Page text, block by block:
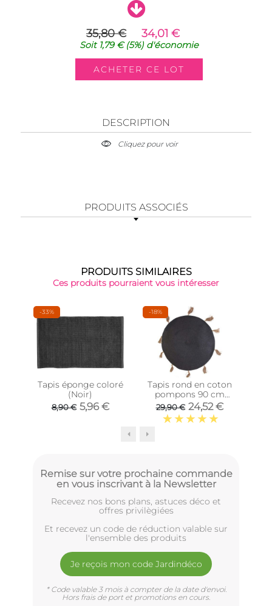
35,80 € 34,01 €
Soit 1,79 €(5%) d'économie
DESCRIPTION
Cliquez pour voir
PRODUITS ASSOCIÉS
PRODUITS SIMILAIRES
Ces produits pourraient vous intéresser
-33%
Tapis éponge coloré
(Noir)
8,90 € 5,96 €
-18%
Tapis rond en coton
pompons 90 cm
(Anthracite)
29,90 € 24,52 €
Remise sur votre prochaine commande
en vous inscrivant à la Newsletter
Recevez nos bons plans, astuces déco et
offres privilègiées
Et recevez un code de réduction valable sur
l'ensemble des produits
Je reçois mon code Jardindéco
* Code valable 3 mois à compter de la date d'envoi.
Hors frais de port et promotions en cours.